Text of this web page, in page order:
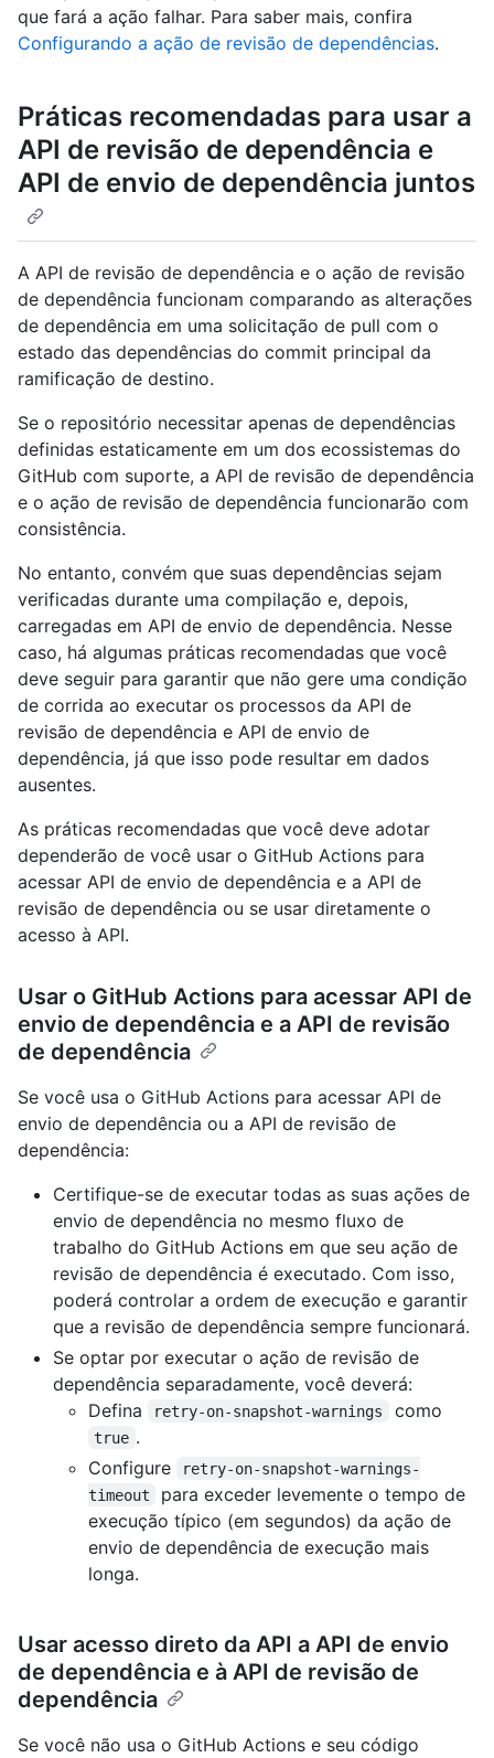
que fará a ação falhar. Para saber mais, confira
Configurando a ação de revisão de dependências.
Práticas recomendadas para usar a
API de revisão de dependência e
API de envio de dependência juntos
A API de revisão de dependência e o ação de revisão
de dependência funcionam comparando as alterações
de dependência em uma solicitação de pull com o
estado das dependências do commit principal da
ramificação de destino.
Se o repositório necessitar apenas de dependências
definidas estaticamente em um dos ecossistemas do
GitHub com suporte, a API de revisão de dependência
e o ação de revisão de dependência funcionarão com
consistência.
No entanto, convém que suas dependências sejam
verificadas durante uma compilação e, depois,
carregadas em API de envio de dependência. Nesse
caso, há algumas práticas recomendadas que você
deve seguir para garantir que não gere uma condição
de corrida ao executar os processos da API de
revisão de dependência e API de envio de
dependência, já que isso pode resultar em dados
ausentes.
As práticas recomendadas que você deve adotar
dependerão de você usar o GitHub Actions para
acessar API de envio de dependência e a API de
revisão de dependência ou se usar diretamente o
acesso à API.
Usar o GitHub Actions para acessar API de
envio de dependência e a API de revisão
de dependência
Se você usa o GitHub Actions para acessar API de
envio de dependência ou a API de revisão de
dependência:
Certifique-se de executar todas as suas ações de
envio de dependência no mesmo fluxo de
trabalho do GitHub Actions em que seu ação de
revisão de dependência é executado. Com isso,
poderá controlar a ordem de execução e garantir
que a revisão de dependência sempre funcionará.
Se optar por executar o ação de revisão de
dependência separadamente, você deverá:
Defina
retry-on-snapshot-warnings como
true .
Configure
retry-on-snapshot-warnings-
timeout
para exceder levemente o tempo de
execução típico (em segundos) da ação de
envio de dependência de execução mais
longa.
Usar acesso direto da API a API de envio
de dependência e à API de revisão de
dependência
Se você não usa o GitHub Actions e seu código